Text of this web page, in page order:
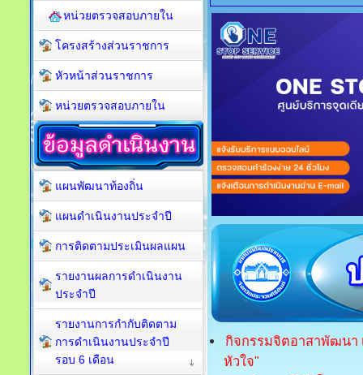
กิจกรรมจิตอาสาพัฒนา
หัวใจ"
หน่วยตรวจสอบภายใน
โครงสร้างส่วนราชการ
หัวหน้าส่วนราชการ
หน่วยตรวจสอบภายใน
แผนพัฒนาท้องถิ่น
แผนดำเนินงานประจำปี
การติดตามประเมินผลแผน
รายงานผลการดำเนินงาน
ประจำปี
รายงานการกำกับติดตาม
การดำเนินงานประจำปี
รอบ 6 เดือน